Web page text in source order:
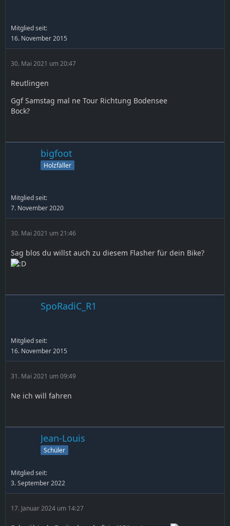
Mitglied seit:
16. November 2015
30. Mai 2021 um 20:47
Reutlingen
Ggf Samstag mal ne Tour Richtung Bodensee
Bock?
bigfoot
Holzfäller
Mitglied seit:
7. November 2020
30. Mai 2021 um 21:46
Sag blos du willst auch zu diesem Flasher für dein Bike?
SpoRadiC_R1
Mitglied seit:
16. November 2015
31. Mai 2021 um 09:49
Ne ich will fahren
Jean-Louis
Schüler
Mitglied seit:
3. September 2022
17. Januar 2024 um 14:27